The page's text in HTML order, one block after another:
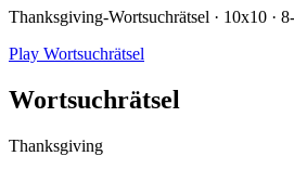
Thanksgiving-Wortsuchrätsel · 10x10 ·
Play Wortsuchrätsel
Wortsuchrätsel
Thanksgiving